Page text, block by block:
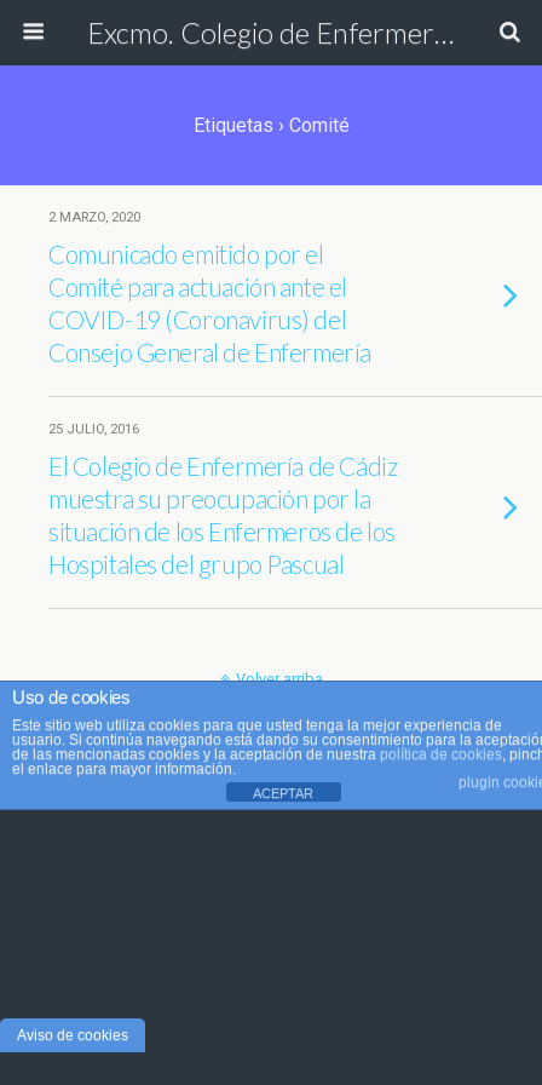
Excmo. Colegio de Enfermería de Cádiz
Etiquetas › Comité
2 MARZO, 2020
Comunicado emitido por el
Comité para actuación ante el
COVID-19 (Coronavirus) del
Consejo General de Enfermería
25 JULIO, 2016
El Colegio de Enfermería de Cádiz
muestra su preocupación por la
situación de los Enfermeros de los
Hospitales del grupo Pascual
Volver arriba
Móvil Escritorio
Uso de cookies
Este sitio web utiliza cookies para que usted tenga la mejor experiencia de
usuario. Si continúa navegando está dando su consentimiento para la
de las mencionadas cookies y la aceptación de nuestra política de cookies,
el enlace para mayor información.
plugin
ACEPTAR
Aviso de cookies